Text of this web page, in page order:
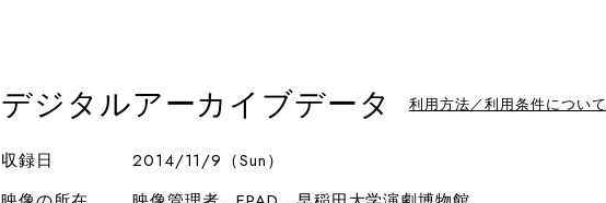
デジタルアーカイブデータ 利用方法／利用条件について
収録日
2014/11/9（Sun）